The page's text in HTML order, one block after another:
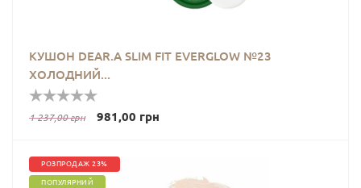
КУШОН DEAR.A SLIM FIT EVERGLOW №23
ХОЛОДНИЙ...
1 237,00 грн 981,00 грн
РОЗПРОДАЖ 23%
ПОПУЛЯРНИЙ